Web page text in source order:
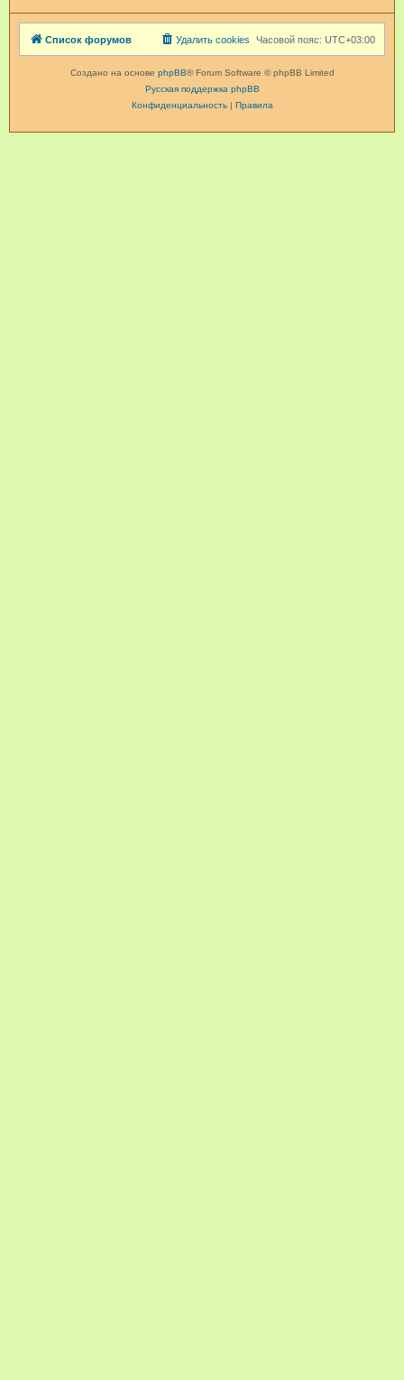
Список форумов Часовой пояс: UTC+03:00
Удалить cookies
Создано на основе phpBB® Forum Software © phpBB Limited
Русская поддержка phpBB
Конфиденциальность| Правила